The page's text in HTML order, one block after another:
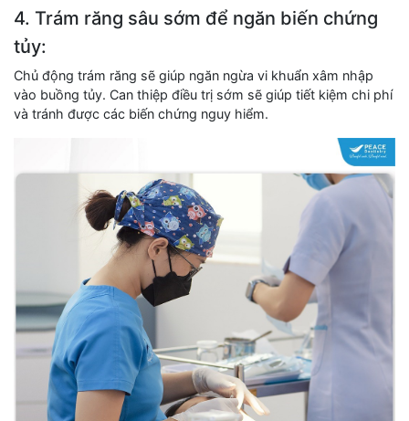
4. Trám răng sâu sớm để ngăn biến chứng
tủy:
Chủ động trám răng sẽ giúp ngăn ngừa vi khuẩn xâm nhập
vào buồng tủy. Can thiệp điều trị sớm sẽ giúp tiết kiệm chi phí
và tránh được các biến chứng nguy hiểm.